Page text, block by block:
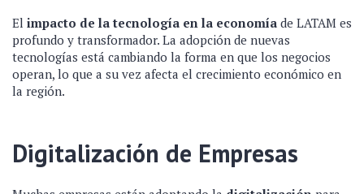
El impacto de la tecnología en la economía de LATAM es
profundo y transformador. La adopción de nuevas
tecnologías está cambiando la forma en que los negocios
operan, lo que a su vez afecta el crecimiento económico en
la región.
Digitalización de Empresas